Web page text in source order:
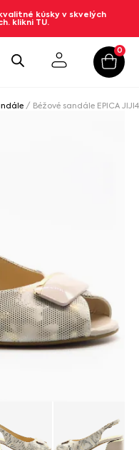
kúsky v skvelých
klikni TU.
0
/ Béžové sandále EPICA